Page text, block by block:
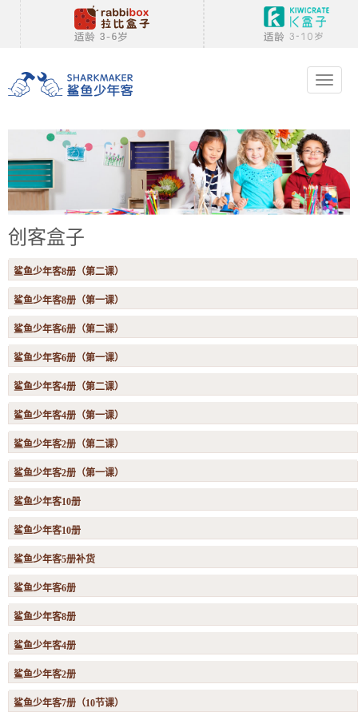
Toggle
创客盒子
鲨鱼少年客8册（第二课）
鲨鱼少年客8册（第一课）
鲨鱼少年客6册（第二课）
鲨鱼少年客6册（第一课）
鲨鱼少年客4册（第二课）
鲨鱼少年客4册（第一课）
鲨鱼少年客2册（第二课）
鲨鱼少年客2册（第一课）
鲨鱼少年客10册
鲨鱼少年客10册
鲨鱼少年客5册补货
鲨鱼少年客6册
鲨鱼少年客8册
鲨鱼少年客4册
鲨鱼少年客2册
鲨鱼少年客7册（10节课）